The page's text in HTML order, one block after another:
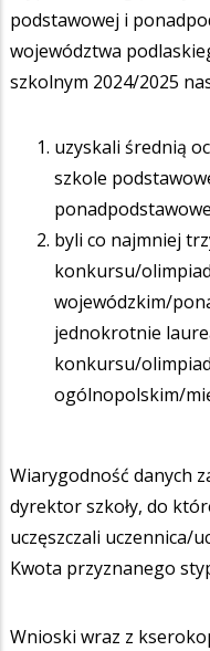
podstawowej i
województwa
szkolnym 2024/2025
uzyskali średnią
szkole
byli co najmniej
konkursu/
wojewódzkim/
jednokrotnie
konkursu/
ogólnopolskim/
Wiarygodność danych
dyrektor szkoły, do
uczęszczali uczennica/
Kwota przyznanego
Wnioski wraz z